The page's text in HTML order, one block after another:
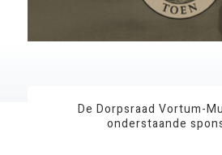
De Dorpsraad Vortum-
onderstaande